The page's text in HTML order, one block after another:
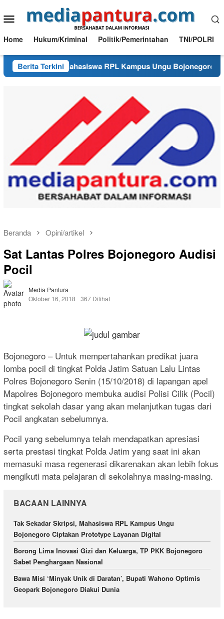
ke
Menu
Mobile
Home Hukum/Kriminal Politik/Pemerintahan TNI/POLRI
Berita Terkini
Skripsi, Mahasiswa RPL Kampus Ungu Bojonegoro
Beranda Opini/artikel
Sat Lantas Polres Bojonegoro Audisi
Pocil
Media Pantura
Oktober 16, 2018
367 Dilihat
Bojonegoro – Untuk mempertahankan predikat juara
lomba pocil di tingkat Polda Jatim Satuan Lalu Lintas
Polres Bojonegoro Senin (15/10/2018) di lapangan apel
Mapolres Bojonegoro membuka audisi Polisi Cilik (Pocil)
tingkat sekolah dasar yang akan melanjutkan tugas dari
Pocil angkatan sebelumnya.
Pocil yang sebelumnya telah mendapatkan apresiasi
serta prestasi tingkat Polda Jatim yang saat ini akan
memasuki masa regenerasi dikarenakan akan lebih fokus
mengikuti mata pelajaran di sekolahnya masing-masing.
BACAAN LAINNYA
Tak Sekadar Skripsi, Mahasiswa RPL Kampus Ungu
Bojonegoro Ciptakan Prototype Layanan Digital
Borong Lima Inovasi Gizi dan Keluarga, TP PKK Bojonegoro
Sabet Penghargaan Nasional
Bawa Misi ‘Minyak Unik di Daratan’, Bupati Wahono Optimis
Geopark Bojonegoro Diakui Dunia